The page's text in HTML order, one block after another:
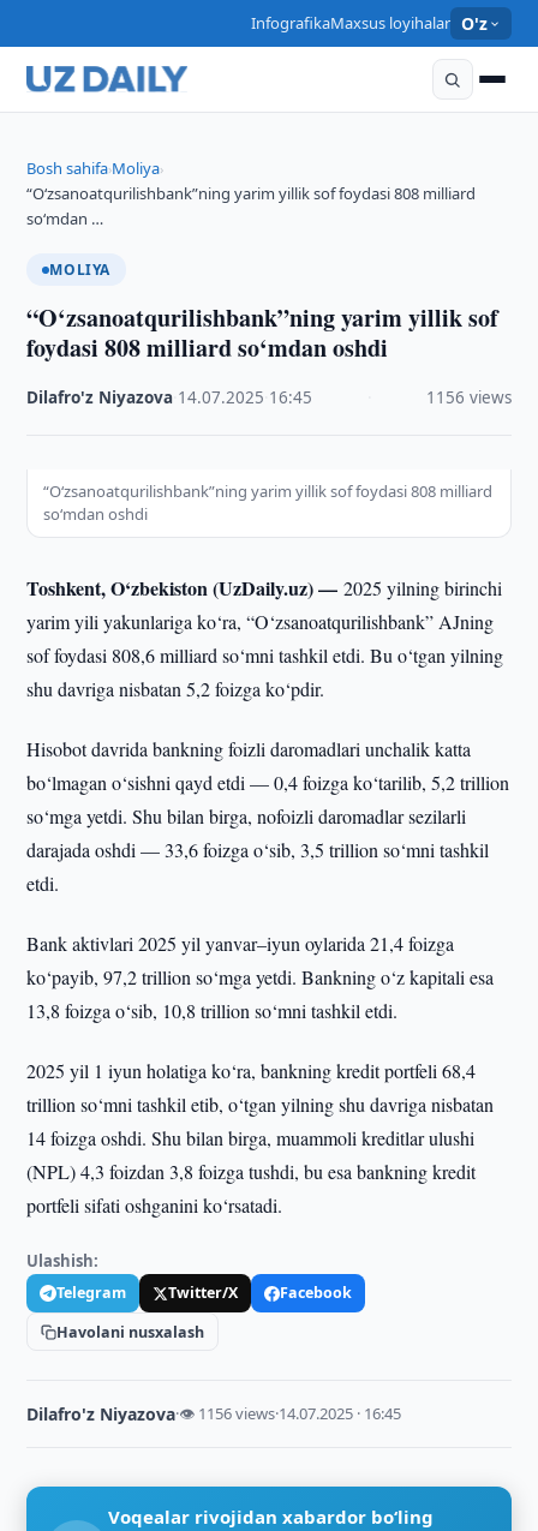
InfografikaMaxsus loyihalar O'z
Bosh sahifa›Moliya›
“O‘zsanoatqurilishbank”ning yarim yillik sof foydasi 808 milliard
so‘mdan …
MOLIYA
“O‘zsanoatqurilishbank”ning yarim yillik sof
foydasi 808 milliard so‘mdan oshdi
Dilafro'z Niyazova 14.07.2025 16:45 1156 views
“O‘zsanoatqurilishbank”ning yarim yillik sof foydasi 808 milliard
so‘mdan oshdi
Toshkent, O‘zbekiston (UzDaily.uz) —2025 yilning birinchi
yarim yili yakunlariga ko‘ra, “O‘zsanoatqurilishbank” AJning
sof foydasi 808,6 milliard so‘mni tashkil etdi. Bu o‘tgan yilning
shu davriga nisbatan 5,2 foizga ko‘pdir.
Hisobot davrida bankning foizli daromadlari unchalik katta
bo‘lmagan o‘sishni qayd etdi — 0,4 foizga ko‘tarilib, 5,2 trillion
so‘mga yetdi. Shu bilan birga, nofoizli daromadlar sezilarli
darajada oshdi — 33,6 foizga o‘sib, 3,5 trillion so‘mni tashkil
etdi.
Bank aktivlari 2025 yil yanvar–iyun oylarida 21,4 foizga
ko‘payib, 97,2 trillion so‘mga yetdi. Bankning o‘z kapitali esa
13,8 foizga o‘sib, 10,8 trillion so‘mni tashkil etdi.
2025 yil 1 iyun holatiga ko‘ra, bankning kredit portfeli 68,4
trillion so‘mni tashkil etib, o‘tgan yilning shu davriga nisbatan
14 foizga oshdi. Shu bilan birga, muammoli kreditlar ulushi
(NPL) 4,3 foizdan 3,8 foizga tushdi, bu esa bankning kredit
portfeli sifati oshganini ko‘rsatadi.
Ulashish:
Telegram Twitter/X
Facebook
Havolani nusxalash
Dilafro'z Niyazova·👁 1156 views·14.07.2025 · 16:45
Voqealar rivojidan xabardor bo‘ling